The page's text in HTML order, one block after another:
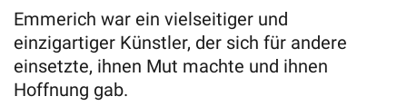
Emmerich war ein vielseitiger und
einzigartiger Künstler, der sich für andere
einsetzte, ihnen Mut machte und ihnen
Hoffnung gab.